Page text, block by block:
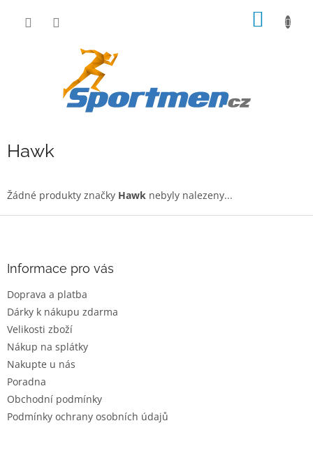
Hawk
Žádné produkty značky Hawk nebyly nalezeny...
Informace pro vás
Doprava a platba
Dárky k nákupu zdarma
Velikosti zboží
Nákup na splátky
Nakupte u nás
Poradna
Obchodní podmínky
Podmínky ochrany osobních údajů